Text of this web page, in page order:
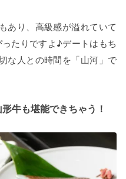
あり、高級感が溢れていて
たりですよ♪デートはもち
な人との時間を「山河」で
牛も堪能できちゃう！